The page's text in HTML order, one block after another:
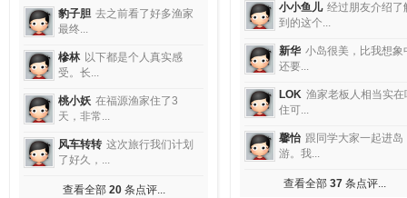
豹子胆 去之前看了好多渔家
最终...
槮林 以下都是个人真实感
受。长...
桃小妖 在福源渔家住了3
天，非常...
风车转转 这次旅行我们计划
了好久，...
查看全部 20条点评...
小小鱼儿 经过朋友介绍了
到的这个...
新华 小岛很美，比我想象
还要...
LOK 渔家老板人相当实在
住可...
馨怡 跟同学大家一起进岛
游。我...
查看全部 37条点评...